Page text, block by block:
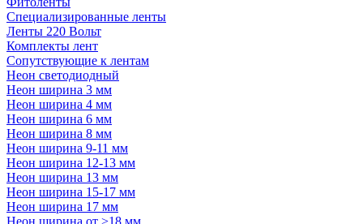
Специализированные ленты
Ленты 220 Вольт
Комплекты лент
Сопутствующие к лентам
Неон светодиодный
Неон ширина 3 мм
Неон ширина 4 мм
Неон ширина 6 мм
Неон ширина 8 мм
Неон ширина 9-11 мм
Неон ширина 12-13 мм
Неон ширина 13 мм
Неон ширина 15-17 мм
Неон ширина 17 мм
Неон ширина от >18 мм